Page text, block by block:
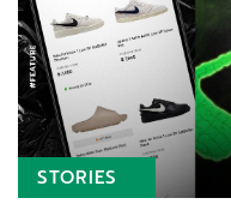
STORIES